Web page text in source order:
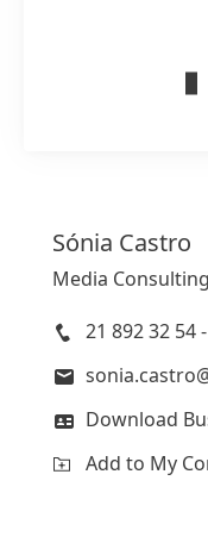
Sónia Castro
Media Consulting
21 892 32 54
Download
Add to My